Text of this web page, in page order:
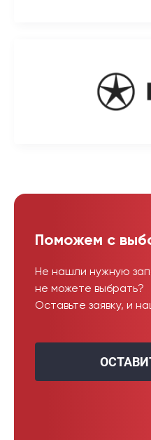
Поможем с
Не нашли нужную
не можете выбрать?
Оставьте заявку, и